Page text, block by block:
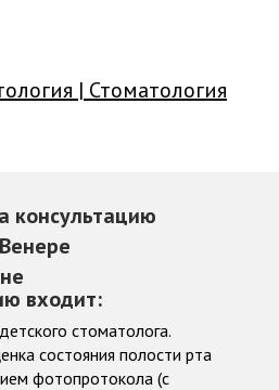
| Стоматология
входит:
консультацию
стоматолога.
состояния полости рта
фотопротокола (с